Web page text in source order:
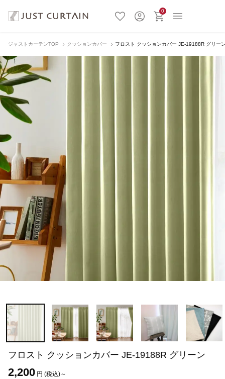
0
ジャストカーテンTOP クッションカバー フロスト クッションカバー JE-19188R グリー
フロスト クッションカバー JE-19188R グリーン
2,200 円 (税込)～